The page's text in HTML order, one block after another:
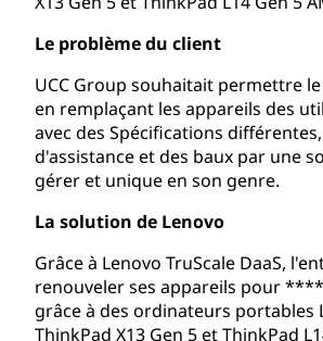
Le problème du client
UCC Group souhaitait permettre
en remplaçant les appareils des
avec des Spécifications
d'assistance et des baux par une
gérer et unique en son genre.
La solution de Lenovo
Grâce à Lenovo TruScale DaaS,
renouveler ses appareils pour
grâce à des ordinateurs portables
ThinkPad X13 Gen 5 et ThinkPad